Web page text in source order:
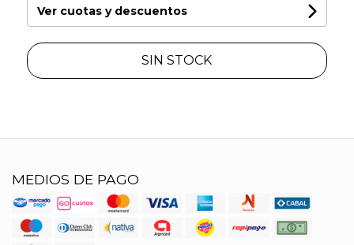
Ver cuotas y descuentos
SIN STOCK
MEDIOS DE PAGO